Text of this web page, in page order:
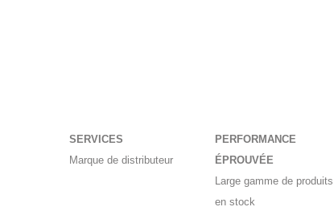
SERVICES
Marque de distributeur
PERFORMANCE
ÉPROUVÉE
Large gamme de produits
en stock